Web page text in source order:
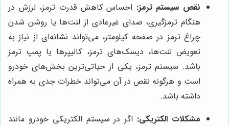
نقص سیستم ترمز: احساس کاهش قدرت ترمز، لرزش در
هنگام ترمزگیری، صدای غیرعادی از لنت‌ها یا روشن شدن
چراغ ترمز در صفحه کیلومتر، می‌تواند نشانه‌ای از نیاز به
تعویض لنت‌ها، دیسک‌های ترمز، کالیپرها یا پمپ ترمز
باشد. سیستم ترمز، یکی از حیاتی‌ترین بخش‌های خودرو
است و هرگونه نقص در آن می‌تواند خطرات جدی به همراه
داشته باشد.
مشکلات الکتریکی: اگر در سیستم الکتریکی خودرو مانند